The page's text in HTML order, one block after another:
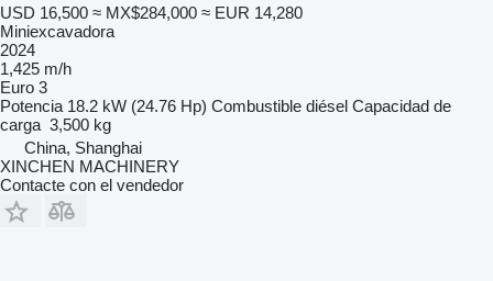
USD 16,500 ≈ MX$284,000 ≈ EUR 14,280
Miniexcavadora
2024
1,425 m/h
Euro 3
Potencia 18.2 kW (24.76 Hp) Combustible diésel Capacidad de
carga 3,500 kg
China, Shanghai
XINCHEN MACHINERY
Contacte con el vendedor